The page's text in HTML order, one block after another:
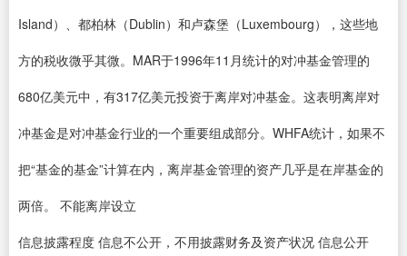
Island）、都柏林（Dublin）和卢森堡（Luxembourg），这些地
方的税收微乎其微。MAR于1996年11月统计的对冲基金管理的
680亿美元中，有317亿美元投资于离岸对冲基金。这表明离岸对
冲基金是对冲基金行业的一个重要组成部分。WHFA统计，如果不
把“基金的基金”计算在内，离岸基金管理的资产几乎是在岸基金的
两倍。 不能离岸设立
信息披露程度 信息不公开，不用披露财务及资产状况 信息公开